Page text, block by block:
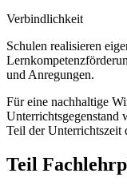
Verbindlichkeit
Schulen realisieren
und Anregungen.
Für eine nachhaltige
Unterrichtsgegenstand
Teil der Unterrichtszeit
Teil